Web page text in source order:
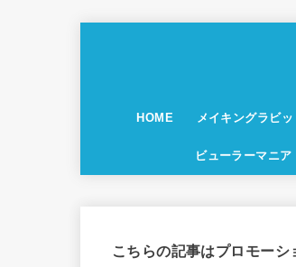
HOME メイキングラビ
ビューラーマニア
こちらの記事はプロモーシ